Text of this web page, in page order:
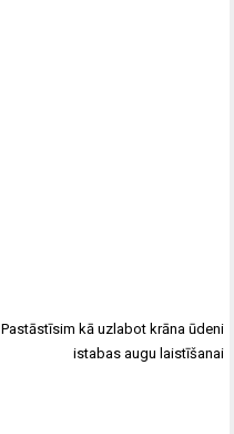
Pastāstīsim kā uzlabot krāna ūdeni
istabas augu laistīšanai